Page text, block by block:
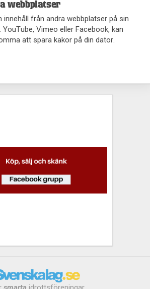
webbplatser
innehåll från andra webbplatser på sin
YouTube, Vimeo eller Facebook, kan
att spara kakor på din dator.